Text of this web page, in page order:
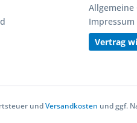
Allgemeine
Impressum
Vertrag
undVersandkosten und ggf.